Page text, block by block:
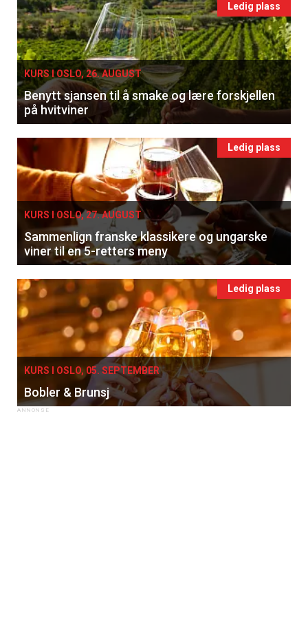
Ledig plass
KURS I OSLO, 26. AUGUST
Benytt sjansen til å smake og lære forskjellen
på hvitviner
Ledig plass
KURS I OSLO, 27. AUGUST
Sammenlign franske klassikere og ungarske
viner til en 5-retters meny
Ledig plass
KURS I OSLO, 05. SEPTEMBER
Bobler & Brunsj